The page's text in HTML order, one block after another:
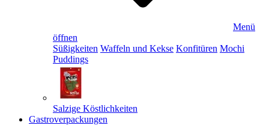
Menü
öffnen
Süßigkeiten Waffeln und Kekse Konfitüren Mochi
Puddings
Salzige Köstlichkeiten
Gastroverpackungen